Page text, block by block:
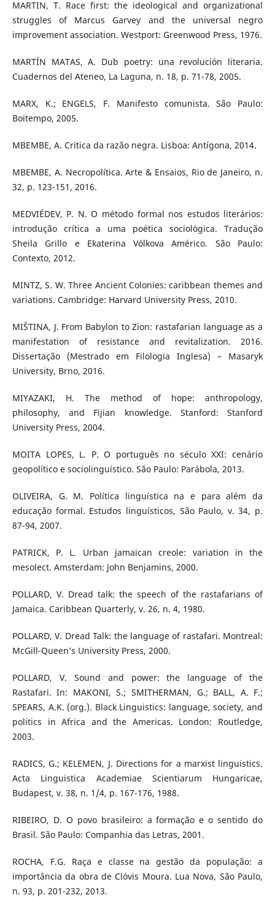
MARTIN, T. Race first: the ideological and organizational
struggles of Marcus Garvey and the universal negro
improvement association. Westport: Greenwood Press, 1976.
MARTÍN MATAS, A. Dub poetry: una revolución literaria.
Cuadernos del Ateneo, La Laguna, n. 18, p. 71-78, 2005.
MARX, K.; ENGELS, F. Manifesto comunista. São Paulo:
Boitempo, 2005.
MBEMBE, A. Crítica da razão negra. Lisboa: Antígona, 2014.
MBEMBE, A. Necropolítica. Arte & Ensaios, Rio de Janeiro, n.
32, p. 123-151, 2016.
MEDVIÉDEV, P. N. O método formal nos estudos literários:
introdução crítica a uma poética sociológica. Tradução
Sheila Grillo e Ekaterina Vólkova Américo. São Paulo:
Contexto, 2012.
MINTZ, S. W. Three Ancient Colonies: caribbean themes and
variations. Cambridge: Harvard University Press, 2010.
MIŠTINA, J. From Babylon to Zion: rastafarian language as a
manifestation of resistance and revitalization. 2016.
Dissertação (Mestrado em Filologia Inglesa) – Masaryk
University, Brno, 2016.
MIYAZAKI, H. The method of hope: anthropology,
philosophy, and Fijian knowledge. Stanford: Stanford
University Press, 2004.
MOITA LOPES, L. P. O português no século XXI: cenário
geopolítico e sociolinguístico. São Paulo: Parábola, 2013.
OLIVEIRA, G. M. Política linguística na e para além da
educação formal. Estudos linguísticos, São Paulo, v. 34, p.
87-94, 2007.
PATRICK, P. L. Urban jamaican creole: variation in the
mesolect. Amsterdam: John Benjamins, 2000.
POLLARD, V. Dread talk: the speech of the rastafarians of
Jamaica. Caribbean Quarterly, v. 26, n. 4, 1980.
POLLARD, V. Dread Talk: the language of rastafari. Montreal:
McGill-Queen’s University Press, 2000.
POLLARD, V. Sound and power: the language of the
Rastafari. In: MAKONI, S.; SMITHERMAN, G.; BALL, A. F.;
SPEARS, A.K. (org.). Black Linguistics: language, society, and
politics in Africa and the Americas. London: Routledge,
2003.
RADICS, G.; KELEMEN, J. Directions for a marxist linguistics.
Acta Linguistica Academiae Scientiarum Hungaricae,
Budapest, v. 38, n. 1/4, p. 167-176, 1988.
RIBEIRO, D. O povo brasileiro: a formação e o sentido do
Brasil. São Paulo: Companhia das Letras, 2001.
ROCHA, F.G. Raça e classe na gestão da população: a
importância da obra de Clóvis Moura. Lua Nova, São Paulo,
n. 93, p. 201-232, 2013.